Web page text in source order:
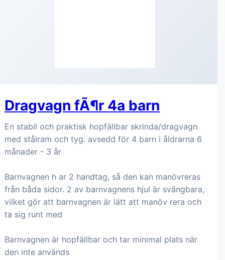
Dragvagn fÃ¶r 4a barn
En stabil och praktisk hopfällbar skrinda/dragvagn
med stålram och tyg. avsedd för 4 barn i åldrarna 6
månader - 3 år
Barnvagnen h ar 2 handtag, så den kan manövreras
från båda sidor. 2 av barnvagnens hjul är svängbara,
vilket gör att barnvagnen är lätt att manöv rera och
ta sig runt med
Barnvagnen är hopfällbar och tar minimal plats när
den inte används